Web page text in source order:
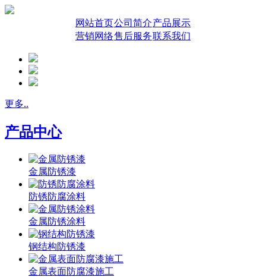
网站首页公司简介产品展示
营销网络售后服务联系我们
更多..
产品中心
金属防锈漆
防锈防腐涂料
金属防锈涂料
钢结构防锈漆
金属表面防腐漆施工